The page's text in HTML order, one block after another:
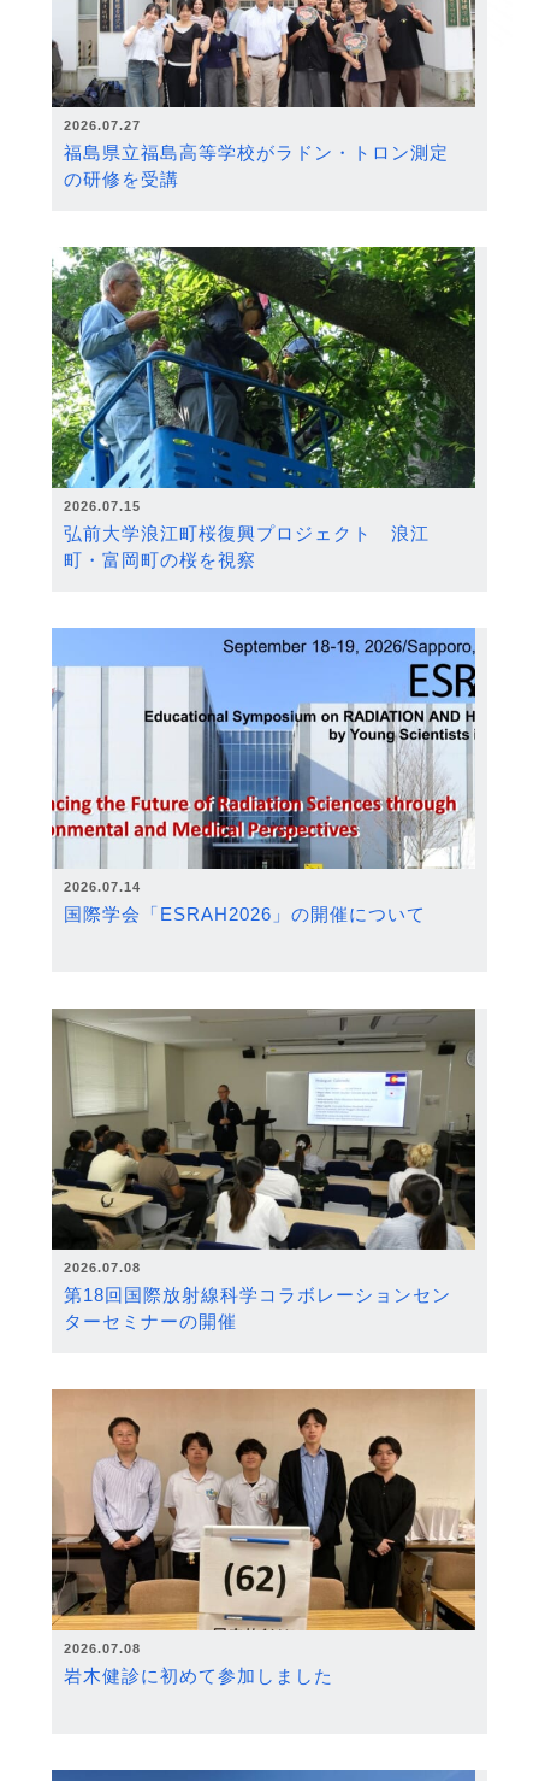
2026.07.27
福島県立福島高等学校がラドン・トロン測定
の研修を受講
2026.07.15
弘前大学浪江町桜復興プロジェクト 浪江
町・富岡町の桜を視察
2026.07.14
国際学会「ESRAH2026」の開催について
2026.07.08
第18回国際放射線科学コラボレーションセン
ターセミナーの開催
2026.07.08
岩木健診に初めて参加しました